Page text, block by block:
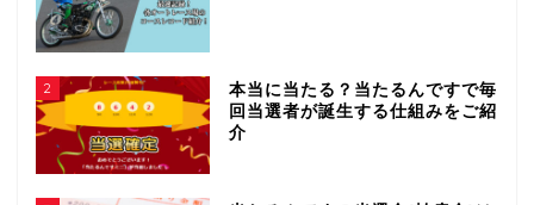
2
本当に当たる？当たるんですで毎
回当選者が誕生する仕組みをご紹
介